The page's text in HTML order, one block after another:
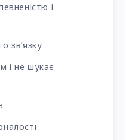
і
зв’язку
і не шукає